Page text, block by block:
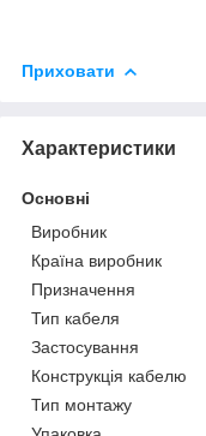
Приховати
Характеристики
Основні
Виробник
Країна виробник
Призначення
Тип кабеля
Застосування
Конструкція кабелю
Тип монтажу